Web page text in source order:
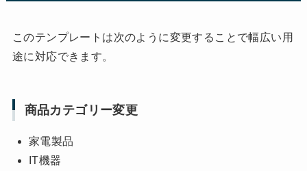
このテンプレートは次のように変更することで幅広い用
途に対応できます。
商品カテゴリー変更
家電製品
IT機器